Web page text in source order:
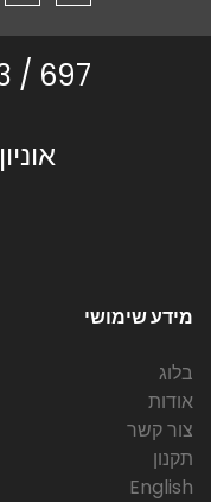
697 /
אוניון 5, אשדוד
מידע שימושי
בלוג
אודות
צור קשר
תקנון
English